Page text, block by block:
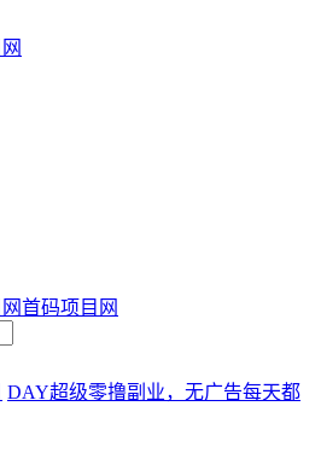
首码项目网
DAY超级零撸副业，无广告每天都